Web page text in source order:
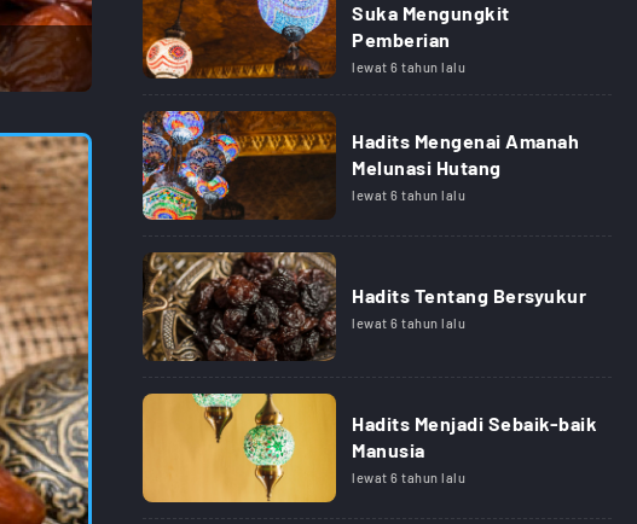
Suka Mengungkit
Pemberian
lewat 6 tahun lalu
Hadits Mengenai Amanah
Melunasi Hutang
lewat 6 tahun lalu
Hadits Tentang Bersyukur
lewat 6 tahun lalu
Hadits Menjadi Sebaik-baik
Manusia
lewat 6 tahun lalu